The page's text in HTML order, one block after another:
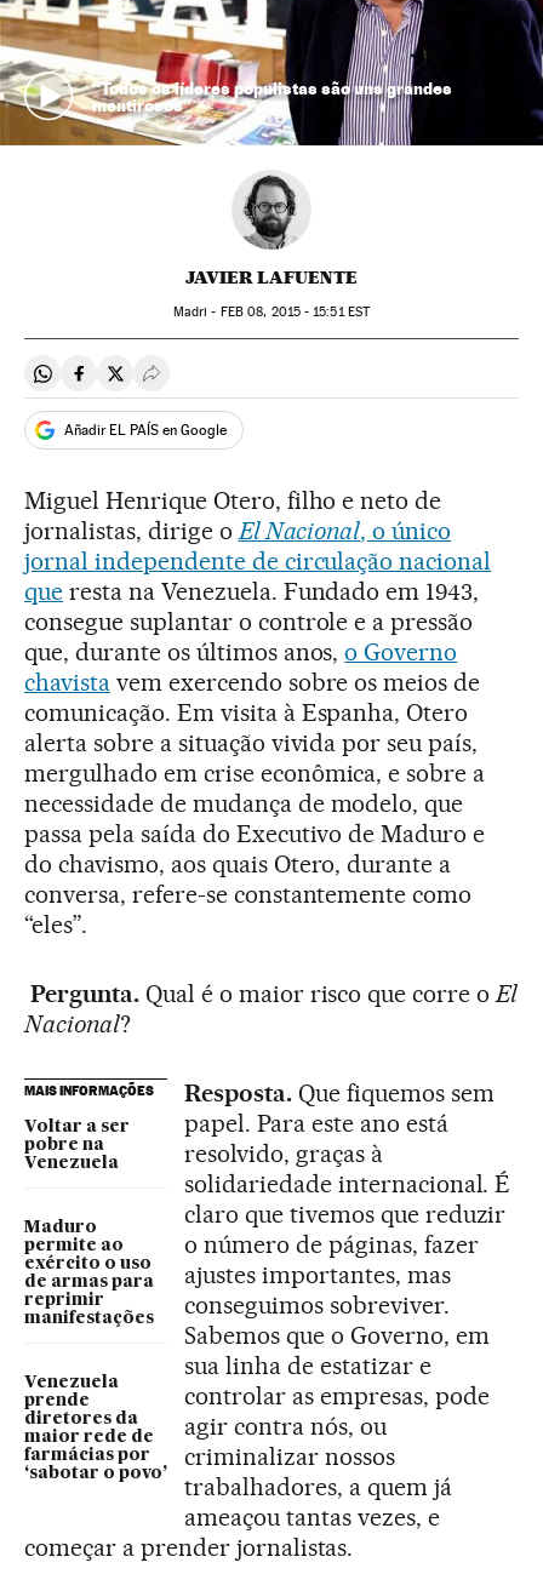
“Todos os líderes populistas são uns grandes
mentirosos”
JAVIER LAFUENTE
Madri - FEB 08, 2015 - 15:51EST
Compartir en Whatsapp
Compartir en Facebook
Compartir en Twitter
Desplegar Redes Sociales
Añadir EL PAÍS en Google
Miguel Henrique Otero, filho e neto de
jornalistas, dirige oEl Nacional, o único
jornal independente de circulação nacional
queresta na Venezuela. Fundado em 1943,
consegue suplantar o controle e a pressão
que, durante os últimos anos,o Governo
chavistavem exercendo sobre os meios de
comunicação. Em visita à Espanha, Otero
alerta sobre a situação vivida por seu país,
mergulhado em crise econômica, e sobre a
necessidade de mudança de modelo, que
passa pela saída do Executivo de Maduro e
do chavismo, aos quais Otero, durante a
conversa, refere-se constantemente como
“eles”.
Pergunta.Qual é o maior risco que corre oEl
Nacional?
MAIS INFORMAÇÕES
Voltar a ser
pobre na
Venezuela
Maduro
permite ao
exército o uso
de armas para
reprimir
manifestações
Venezuela
prende
diretores da
maior rede de
farmácias por
‘sabotar o povo’
Resposta.Que fiquemos sem
papel. Para este ano está
resolvido, graças à
solidariedade internacional. É
claro que tivemos que reduzir
o número de páginas, fazer
ajustes importantes, mas
conseguimos sobreviver.
Sabemos que o Governo, em
sua linha de estatizar e
controlar as empresas, pode
agir contra nós, ou
criminalizar nossos
trabalhadores, a quem já
ameaçou tantas vezes, e
começar a prender jornalistas.